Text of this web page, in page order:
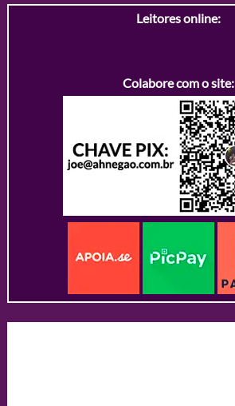
Leitores online:
Colabore com o site: